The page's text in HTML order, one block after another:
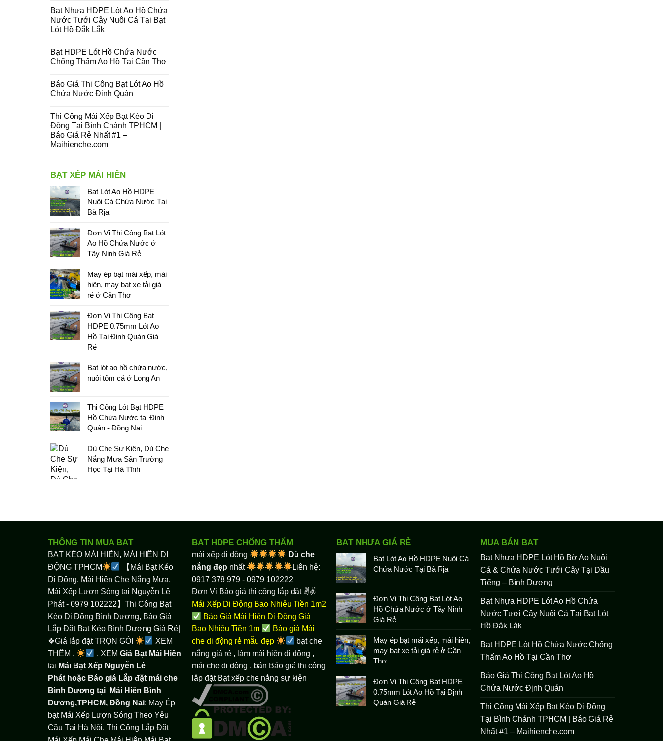
Bạt Nhựa HDPE Lót Ao Hồ Chứa
Nước Tưới Cây Nuôi Cá Tại Bạt
Lót Hồ Đắk Lắk
Bạt HDPE Lót Hồ Chứa Nước
Chống Thấm Ao Hồ Tại Cần Thơ
Báo Giá Thi Công Bạt Lót Ao Hồ
Chứa Nước Định Quán
Thi Công Mái Xếp Bạt Kéo Di
Động Tại Bình Chánh TPHCM |
Báo Giá Rẻ Nhất #1 –
Maihienche.com
BẠT XẾP MÁI HIÊN
Bạt Lót Ao Hồ HDPE
Nuôi Cá Chứa Nước Tại
Bà Rịa
Đơn Vị Thi Công Bạt Lót
Ao Hồ Chứa Nước ở
Tây Ninh Giá Rẻ
May ép bạt mái xếp, mái
hiên, may bạt xe tải giá
rẻ ở Cần Thơ
Đơn Vị Thi Công Bạt
HDPE 0.75mm Lót Ao
Hồ Tại Định Quán Giá
Rẻ
Bạt lót ao hồ chứa nước,
nuôi tôm cá ở Long An
Thi Công Lót Bạt HDPE
Hồ Chứa Nước tại Định
Quán - Đồng Nai
Dù Che Sự Kiện, Dù Che
Nắng Mưa Sân Trường
Học Tại Hà Tĩnh
THÔNG TIN MUA BẠT
BẠT KÉO MÁI HIÊN, MÁI HIÊN DI
ĐỘNG TPHCM
【Mái Bạt Kéo
Di Động, Mái Hiên Che Nắng Mưa,
Mái Xếp Lượn Sóng tại Nguyễn Lê
Phát - 0979 102222】Thi Công Bạt
Kéo Di Động Bình Dương, Báo Giá
Lắp Đặt Bạt Kéo Bình Dương Giá Rẻ|
❖Giá lắp đặt TRỌN GÓI
XEM
THÊM ,
. XEM Giá Bạt Mái Hiên
tại Mái Bạt Xếp Nguyễn Lê
Phát hoặc Báo giá Lắp đặt mái che
Bình Dương tại Mái Hiên Bình
Dương,TPHCM, Đồng Nai: May Ép
bạt Mái Xếp Lượn Sóng Theo Yêu
Cầu Tại Hà Nội, Thi Công Lắp Đặt
BẠT HDPE CHỐNG THẤM
mái xếp di động
Dù che
nắng đẹp nhất
Liên hệ:
0917 378 979 - 0979 102222
Đơn Vị Báo giá thi công lắp đặt ✌✌
Mái Xếp Di Động Bao Nhiêu Tiền 1m2
Báo Giá Mái Hiên Di Động Giá
Bao Nhiêu Tiền 1m
Báo giá Mái
che di động rẻ mẫu đẹp
bạt che
nắng giá rẻ , làm mái hiên di động ,
mái che di động , bán Báo giá thi công
lắp đặt Bạt xếp che nắng sự kiện
BẠT NHỰA GIÁ RẺ
Bạt Lót Ao Hồ HDPE Nuôi Cá
Chứa Nước Tại Bà Rịa
Đơn Vị Thi Công Bạt Lót Ao
Hồ Chứa Nước ở Tây Ninh
Giá Rẻ
May ép bạt mái xếp, mái hiên,
may bạt xe tải giá rẻ ở Cần
Thơ
Đơn Vị Thi Công Bạt HDPE
0.75mm Lót Ao Hồ Tại Định
Quán Giá Rẻ
MUA BÁN BẠT
Bạt Nhựa HDPE Lót Hồ Bờ Ao Nuôi
Cá & Chứa Nước Tưới Cây Tại Dầu
Tiếng – Bình Dương
Bạt Nhựa HDPE Lót Ao Hồ Chứa
Nước Tưới Cây Nuôi Cá Tại Bạt Lót
Hồ Đắk Lắk
Bạt HDPE Lót Hồ Chứa Nước Chống
Thấm Ao Hồ Tại Cần Thơ
Báo Giá Thi Công Bạt Lót Ao Hồ
Chứa Nước Định Quán
Thi Công Mái Xếp Bạt Kéo Di Động
Tại Bình Chánh TPHCM | Báo Giá Rẻ
Nhất #1 – Maihienche.com